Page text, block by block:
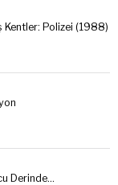
Kentler: Polizei (1988)
Derinde…